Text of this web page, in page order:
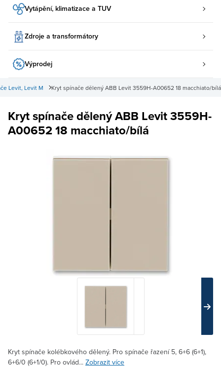
Vytápění, klimatizace a TUV
Zdroje a transformátory
Výprodej
Kryt spínače dělený ABB Levit 3559H-A00652 18 macchiato/bílá
Levit, Levit M
Kryt spínače dělený ABB Levit 3559H-
A00652 18 macchiato/bílá
Kryt spínače kolébkového dělený. Pro spínače řazení 5, 6+6 (6+1),
6+6/0 (6+1/0). Pro ovlád... Zobrazit více